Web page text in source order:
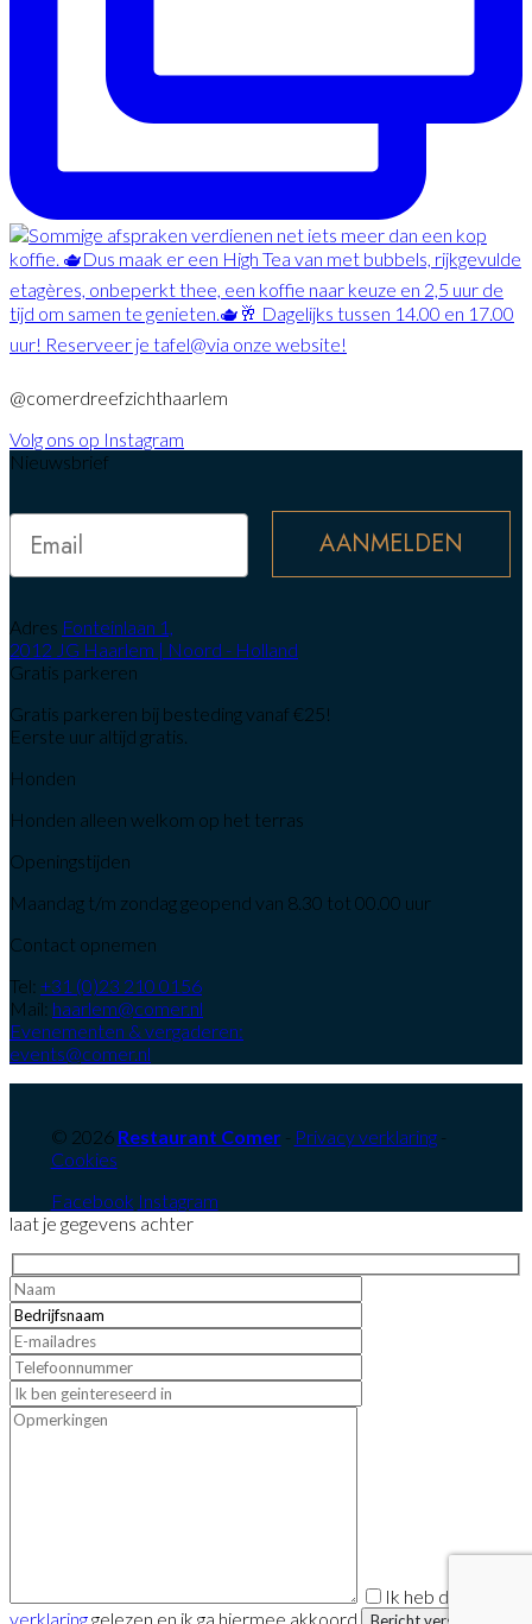
@comerdreefzichthaarlem
Volg ons op Instagram
Nieuwsbrief
Email AANMELDEN
Adres Fonteinlaan 1,
2012 JG Haarlem | Noord - Holland
Gratis parkeren
Gratis parkeren bij besteding vanaf €25!
Eerste uur altijd gratis.
Honden
Honden alleen welkom op het terras
Openingstijden
Maandag t/m zondag geopend van 8.30 tot 00.00 uur
Contact opnemen
Tel: +31 (0)23 210 0156
Mail: haarlem@comer.nl
Evenementen & vergaderen:
events@comer.nl
© 2026 Restaurant Comer- Privacy verklaring-
Cookies
Facebook Instagram
laat je gegevens achter
Ik heb de
verklaringgelezen en ik ga hiermee akkoord